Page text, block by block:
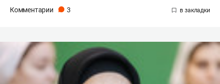
Комментарии 3